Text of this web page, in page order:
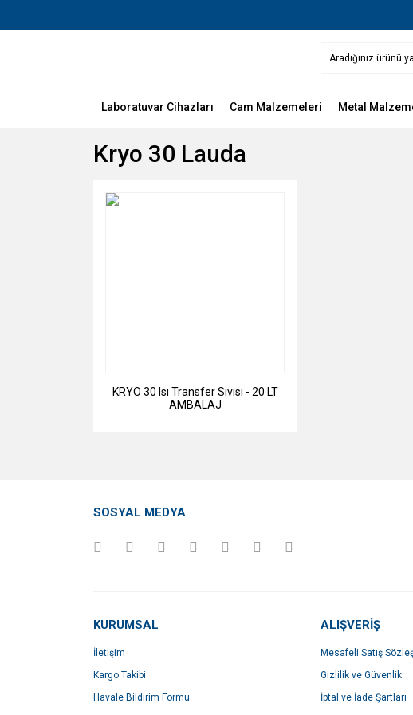
Laboratuvar Cihazları Cam Malzemeleri Metal
Kryo 30 Lauda
KRYO 30 Isı Transfer Sıvısı - 20 LT
AMBALAJ
SOSYAL MEDYA
KURUMSAL
İletişim
Kargo Takibi
Havale Bildirim Formu
ALIŞVERİŞ
Mesafeli Satış
Gizlilik ve Güvenlik
İptal ve İade Şartları